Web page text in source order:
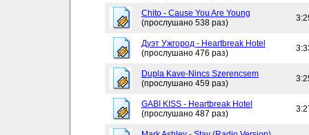
Chito - Cause You Are Young
(прослушано 538 раз)
Дуэт Ужгород - Heartbreak Hotel
(прослушано 476 раз)
Dupla Kave-Nincs Szerencsem
(прослушано 459 раз)
GABI KISS - Heartbreak Hotel
(прослушано 487 раз)